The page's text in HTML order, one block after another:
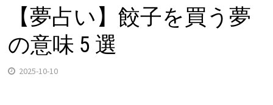
【夢占い】餃子を買う夢
の意味 5 選
2025-10-10